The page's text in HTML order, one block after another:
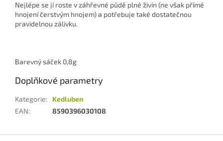
Nejlépe se jí roste v záhřevné půdě plné živin (ne však přímé
hnojení čerstvým hnojem) a potřebuje také dostatečnou
pravidelnou zálivku.
Barevný sáček 0,8g
Doplňkové parametry
Kategorie:
Kedluben
EAN: 8590396030108